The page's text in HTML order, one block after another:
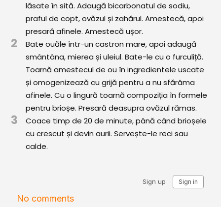
iCooking
Librărie
Adaugă o rețetă
Cum adăugăm o rețetă
Regulament de postare
CONCURS
lăsate în sită. Adaugă bicarbonatul de sodiu,
praful de copt, ovăzul și zahărul. Amestecă, apoi
presară afinele. Amestecă ușor.
2
Bate ouăle într-un castron mare, apoi adaugă
smântâna, mierea și uleiul. Bate-le cu o furculiță.
Toarnă amestecul de ou în ingredientele uscate
și omogenizează cu grijă pentru a nu sfărâma
afinele. Cu o lingură toarnă compoziția în formele
pentru brioșe. Presară deasupra ovăzul rămas.
3
Coace timp de 20 de minute, până când brioșele
cu crescut și devin aurii. Servește-le reci sau
calde.